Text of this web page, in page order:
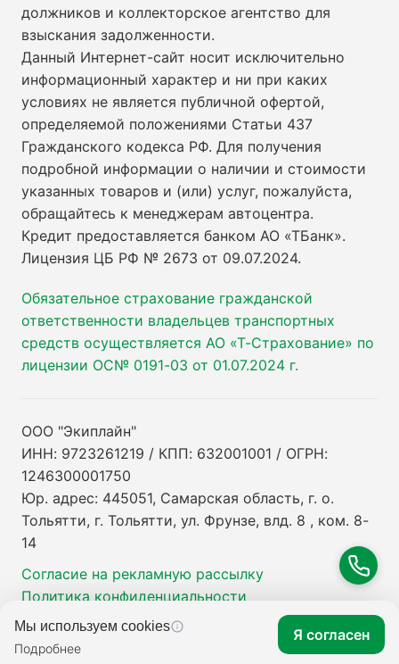
должников и коллекторское агентство для
взыскания задолженности.
Данный Интернет-сайт носит исключительно
информационный характер и ни при каких
условиях не является публичной офертой,
определяемой положениями Статьи 437
Гражданского кодекса РФ. Для получения
подробной информации о наличии и стоимости
указанных товаров и (или) услуг, пожалуйста,
обращайтесь к менеджерам автоцентра.
Кредит предоставляется банком АО «ТБанк».
Лицензия ЦБ РФ № 2673 от 09.07.2024.
Обязательное страхование гражданской
ответственности владельцев транспортных
средств осуществляется АО «Т-Страхование» по
лицензии ОС№ 0191-03 от 01.07.2024 г.
ООО "Экиплайн"
ИНН: 9723261219 / КПП: 632001001 / ОГРН:
1246300001750
Юр. адрес: 445051, Самарская область, г. о.
Тольятти, г. Тольятти, ул. Фрунзе, влд. 8 , ком. 8-
14
Согласие на рекламную рассылку
Политика конфиденциальности
Мы используем cookies
Подробнее
Я согласен